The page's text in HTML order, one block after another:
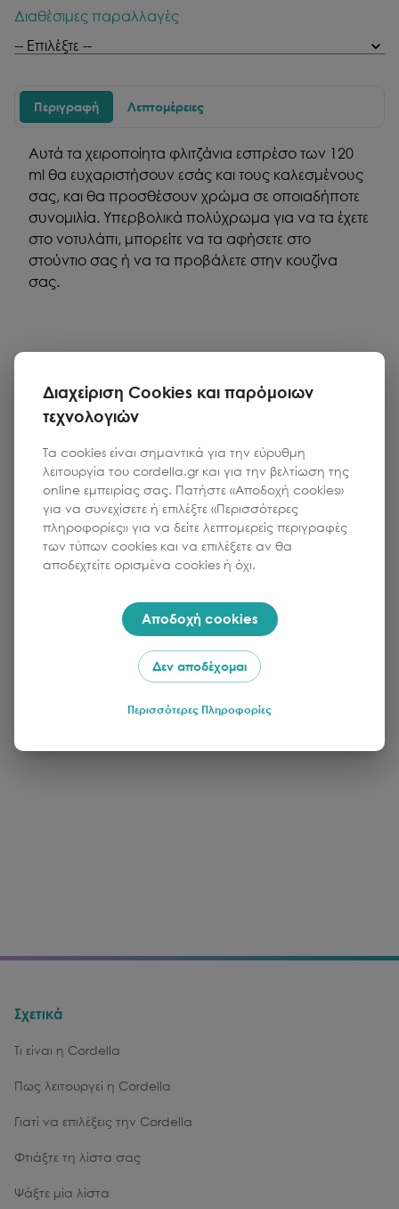
Διαθέσιμες παραλλαγές
Περιγραφή Λεπτομέρειες
Αυτά τα χειροποίητα φλιτζάνια εσπρέσο των 120
ml θα ευχαριστήσουν εσάς και τους καλεσμένους
σας, και θα προσθέσουν χρώμα σε οποιαδήποτε
συνομιλία. Υπερβολικά πολύχρωμα για να τα έχετε
στο νοτυλάπι, μπορείτε να τα αφήσετε στο
στούντιο σας ή να τα προβάλετε στην κουζίνα
σας.
Σχετικά
Τι είναι η Cordella
Πως λειτουργεί η Cordella
Γιατί να επιλέξεις την Cordella
Φτιάξτε τη λίστα σας
Ψάξτε μία λίστα
Διαχείριση Cookies και παρόμοιων
τεχνολογιών
Τα cookies είναι σημαντικά για την εύρυθμη
λειτουργία του cordella.gr και για την βελτίωση της
online εμπειρίας σας. Πατήστε «Αποδοχή cookies»
για να συνεχίσετε ή επιλέξτε «Περισσότερες
πληροφορίες» για να δείτε λεπτομερείς περιγραφές
των τύπων cookies και να επιλέξετε αν θα
αποδεχτείτε ορισμένα cookies ή όχι.
Αποδοχή cookies
Δεν αποδέχομαι
Περισσότερες Πληροφορίες